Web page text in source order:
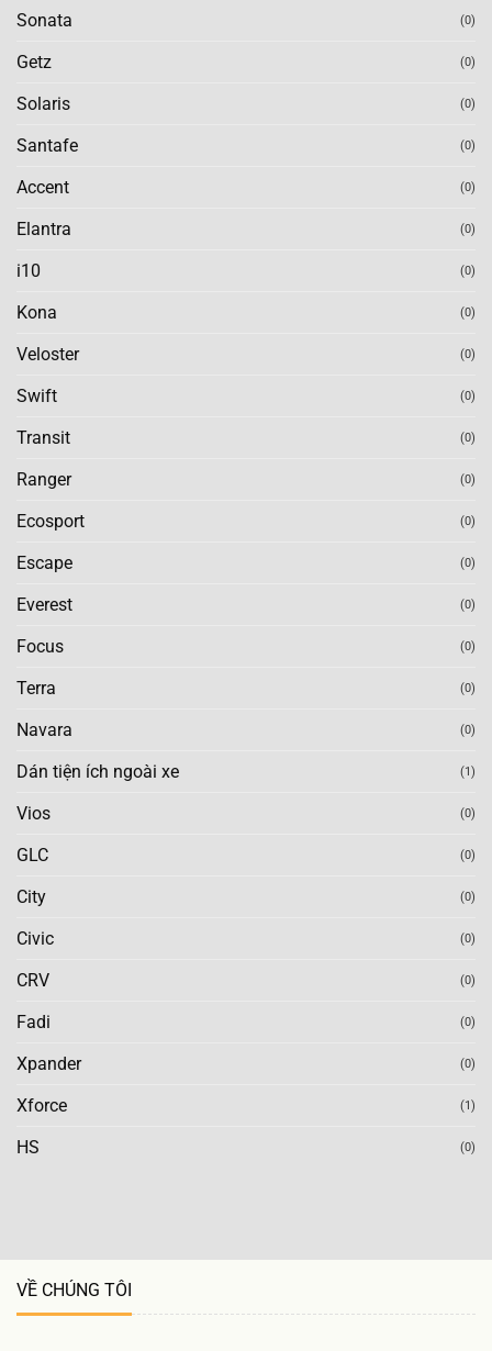
Sonata (0)
Getz (0)
Solaris (0)
Santafe (0)
Accent (0)
Elantra (0)
i10 (0)
Kona (0)
Veloster (0)
Swift (0)
Transit (0)
Ranger (0)
Ecosport (0)
Escape (0)
Everest (0)
Focus (0)
Terra (0)
Navara (0)
Dán tiện ích ngoài xe (1)
Vios (0)
GLC (0)
City (0)
Civic (0)
CRV (0)
Fadi (0)
Xpander (0)
Xforce (1)
HS (0)
VỀ CHÚNG TÔI